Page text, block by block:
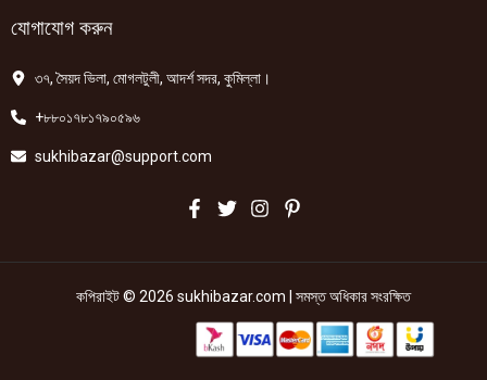
যোগাযোগ করুন
৩৭, সৈয়দ ভিলা, মোগলটুলী, আদর্শ সদর, কুমিল্লা।
+৮৮০১৭৮১৭৯০৫৯৬
sukhibazar@support.com
কপিরাইট © 2026 sukhibazar.com | সমস্ত অধিকার সংরক্ষিত